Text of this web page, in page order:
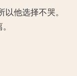
他选择不哭。